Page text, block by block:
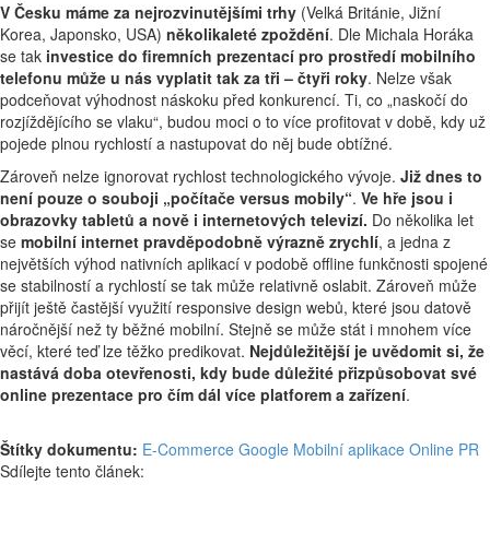
V Česku máme za nejrozvinutějšími trhy (Velká Británie, Jižní
Korea, Japonsko, USA) několikaleté zpoždění. Dle Michala Horáka
se tak investice do firemních prezentací pro prostředí mobilního
telefonu může u nás vyplatit tak za tři – čtyři roky. Nelze však
podceňovat výhodnost náskoku před konkurencí. Ti, co „naskočí do
rozjíždějícího se vlaku“, budou moci o to více profitovat v době, kdy už
pojede plnou rychlostí a nastupovat do něj bude obtížné.
Zároveň nelze ignorovat rychlost technologického vývoje. Již dnes to
není pouze o souboji „počítače versus mobily“. Ve hře jsou i
obrazovky tabletů a nově i internetových televizí. Do několika let
se mobilní internet pravděpodobně výrazně zrychlí, a jedna z
největších výhod nativních aplikací v podobě offline funkčnosti spojené
se stabilností a rychlostí se tak může relativně oslabit. Zároveň může
přijít ještě častější využití responsive design webů, které jsou datově
náročnější než ty běžné mobilní. Stejně se může stát i mnohem více
věcí, které teď lze těžko predikovat. Nejdůležitější je uvědomit si, že
nastává doba otevřenosti, kdy bude důležité přizpůsobovat své
online prezentace pro čím dál více platforem a zařízení.
Štítky dokumentu: E-Commerce Google Mobilní aplikace Online PR
Sdílejte tento článek: